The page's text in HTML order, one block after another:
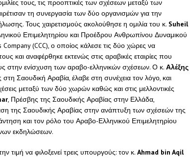
τους, τις προοπτικές των σχέσεων μεταξύ των
τη συνεργασία των δύο οργανισμών για την
Τους χαιρετισμούς ακολούθησε η ομιλία του κ. Suheil
Επιμελητηρίου και Προέδρου Ανθρωπίνου Δυναμικού
(CCC), ο οποίος κάλεσε τις δύο χώρες να
και αναφέρθηκε εκτενώς στις αραβικές εταιρίες που
στην ενίσχυση των αραβο-ελληνικών σχέσεων. Ο κ. Αλέξης
Σαουδική Αραβία, έλαβε στη συνέχεια τον λόγο, και
μεταξύ των δύο χωρών καθώς και στις μελλοντικές
, Πρέσβης της Σαουδικής Αραβίας στην Ελλάδα,
της Σαουδικής Αραβίας στην ανάπτυξη των σχέσεών της
και τον ρόλο του Αραβο-Ελληνικού Επιμελητηρίου
εκδηλώσεων.
τιμή να φιλοξενεί τρεις υπουργούς: τον κ. Ahmad bin Aqil